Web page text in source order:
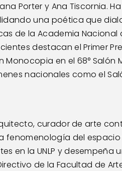
Porter y Ana Tiscornia.
una poética que
de la Academia Nacional
destacan el Primer
Monocopia en el 68°
nacionales como el
curador de arte
fenomenología del
en la UNLP y
de la Facultad de